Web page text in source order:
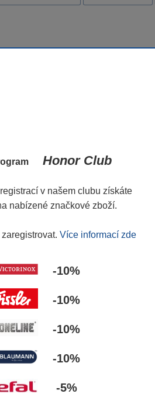
Honor Club
v našem clubu získáte
nabízené značkové zboží.
Více informací zde
-10%
-10%
-10%
-10%
-5%